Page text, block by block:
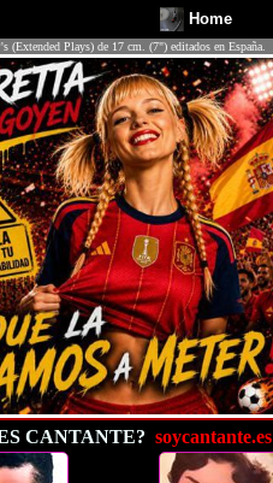
Home
(Extended Plays) de 17 cm. (7") editados en España.
CANTANTE? soycantante.es